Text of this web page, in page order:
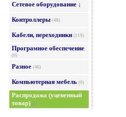
Сетевое оборудование ↓
Контроллеры (48)
Кабели, переходники (119)
Програмное обеспечение
(0)
Разное (46)
Компьютерная мебель (0)
Распродажа (уцененный
товар) (6)